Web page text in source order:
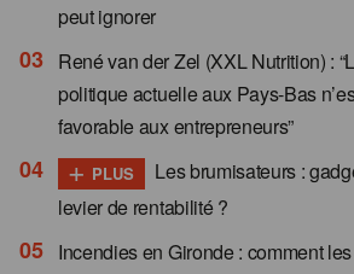
peut ignorer
René van der Zel (XXL Nutrition) :
politique actuelle aux Pays-Bas
favorable aux entrepreneurs”
+ PLUS
Les brumisateurs :
levier de rentabilité ?
Incendies en Gironde : comment les